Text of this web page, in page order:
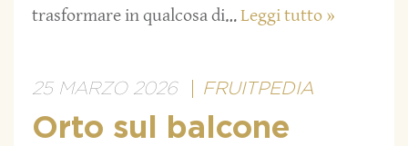
trasformare in qualcosa di…Leggi tutto »
25 MARZO 2026 FRUITPEDIA
Orto sul balcone